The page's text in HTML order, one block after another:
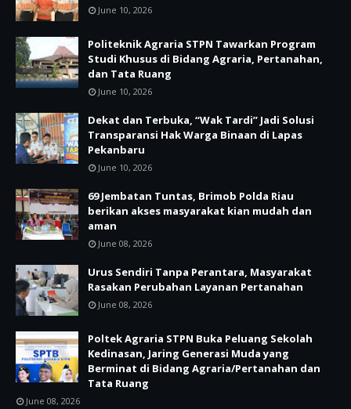
June 10, 2026
Politeknik Agraria STPN Tawarkan Program
Studi Khusus di Bidang Agraria, Pertanahan,
dan Tata Ruang
June 10, 2026
Dekat dan Terbuka, “Wak Tardi” Jadi Solusi
Transparansi Hak Warga Binaan di Lapas
Pekanbaru
June 10, 2026
69 Jembatan Tuntas, Brimob Polda Riau
berikan akses masyarakat kian mudah dan
aman
June 08, 2026
Urus Sendiri Tanpa Perantara, Masyarakat
Rasakan Perubahan Layanan Pertanahan
June 08, 2026
Poltek Agraria STPN Buka Peluang Sekolah
Kedinasan, Jaring Generasi Muda yang
Berminat di Bidang Agraria/Pertanahan dan
Tata Ruang
June 08, 2026